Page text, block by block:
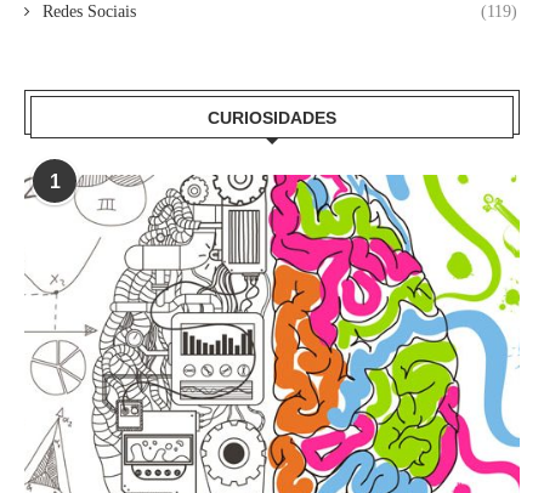
Redes Sociais (119)
CURIOSIDADES
1